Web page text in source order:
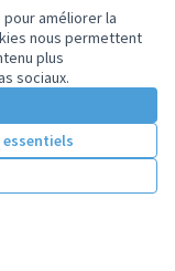
améliorer la
nous permettent
plus
sociaux.